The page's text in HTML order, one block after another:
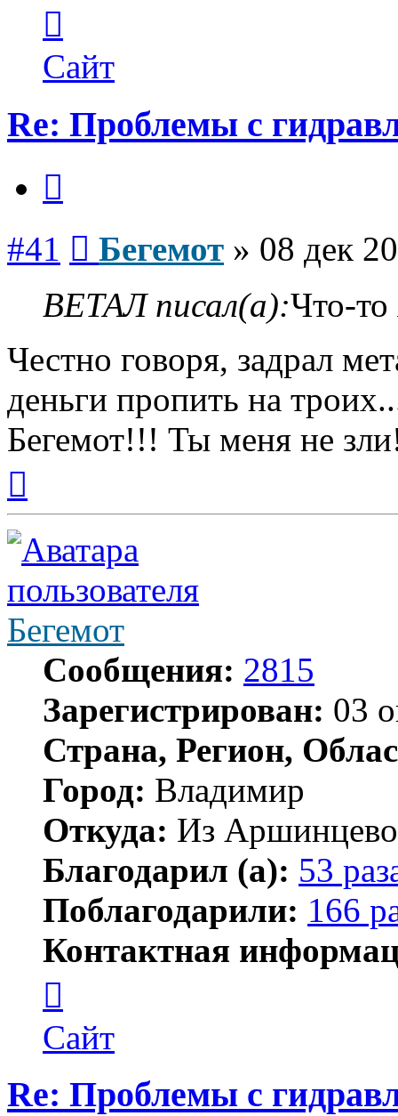
пользователя
Бегемот
Сайт
Re: Проблемы с
#41 Бегемот » 08 дек
ВЕТАЛ писал(а):Что-то
Честно говоря, задрал
деньги пропить на
Бегемот!!! Ты меня не
началу
Бегемот
Сообщения: 2815
Зарегистрирован: 03
Страна, Регион,
Город: Владимир
Откуда: Из
Благодарил (а): 53
Поблагодарили: 166
Контактная
пользователя
Бегемот
Сайт
Re: Проблемы с